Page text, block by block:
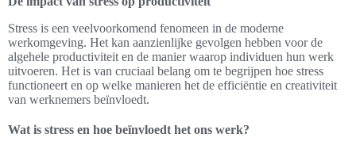
Stress is een veelvoorkomend fenomeen in de moderne
werkomgeving. Het kan aanzienlijke gevolgen hebben voor de
algehele productiviteit en de manier waarop individuen hun werk
uitvoeren. Het is van cruciaal belang om te begrijpen hoe stress
functioneert en op welke manieren het de efficiëntie en creativiteit
van werknemers beïnvloedt.
Wat is stress en hoe beïnvloedt het ons werk?